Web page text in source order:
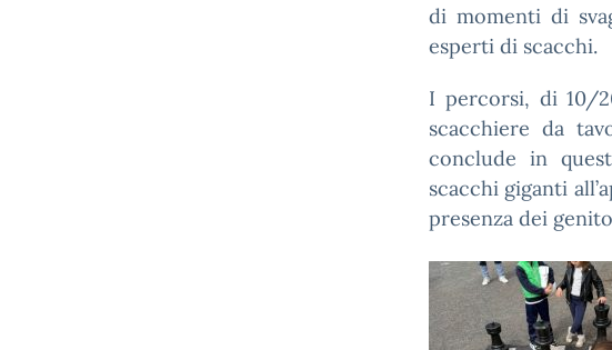
di momenti di
esperti di scacchi.
I percorsi, di 10/
scacchiere da
conclude in
scacchi giganti
presenza dei